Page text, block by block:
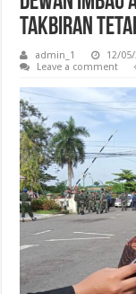
Takbiran
admin_1 12/05/
Leave a comment